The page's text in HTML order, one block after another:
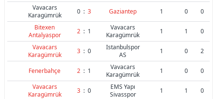
Vavacars
Karagümrük
0 : 3 Gaziantep 1 0
0
Bitexen
Antalyaspor
2 : 1
Vavacars
Karagümrük
1 1
0
Vavacars
Karagümrük
3 : 0
Istanbulspor
AS
1 0 2
Fenerbahçe 2 : 1
Vavacars
Karagümrük
1 0
0
Vavacars
Karagümrük
3 : 0
EMS Yapı
Sivasspor
1 1
0